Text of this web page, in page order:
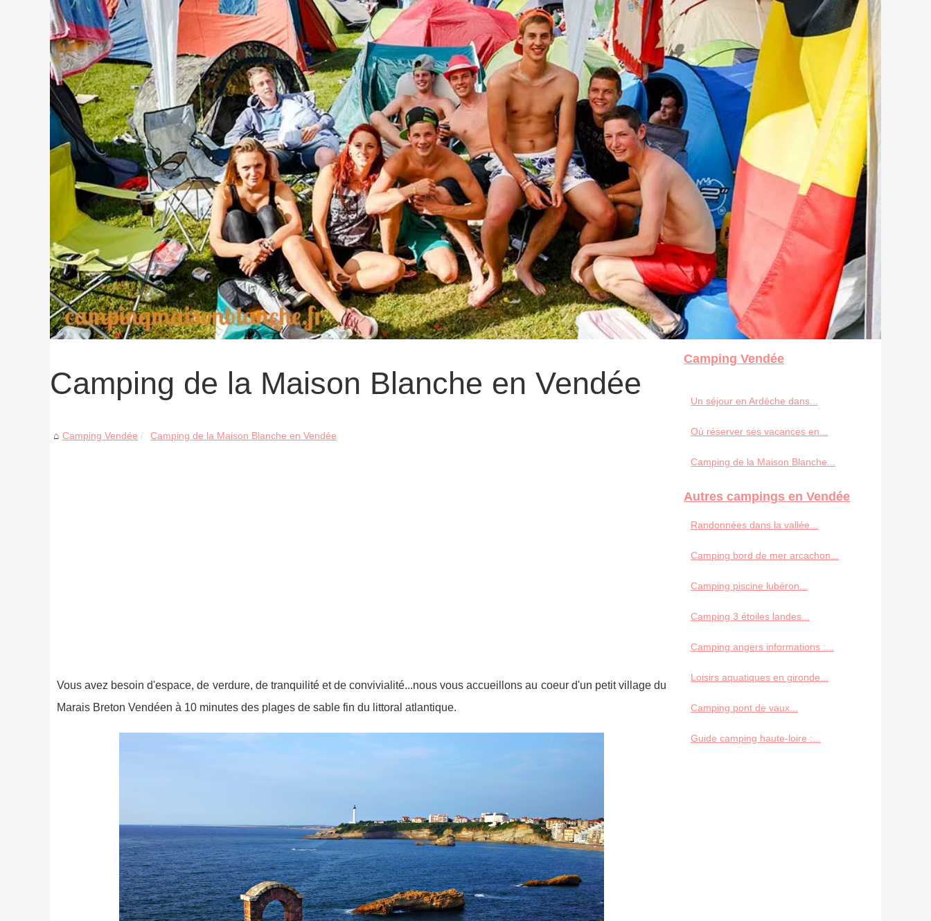
Camping de la Maison Blanche en Vendée
Camping Vendée Camping de la Maison Blanche en Vendée
Vous avez besoin d'espace, de verdure, de tranquilité et de convivialité...nous vous accueillons au coeur d'un petit village du
Marais Breton Vendéen à 10 minutes des plages de sable fin du littoral atlantique.
Camping Vendée
Un séjour en Ardèche dans...
Où réserver ses vacances en...
Camping de la Maison Blanche...
Autres campings en Vendée
Randonnées dans la vallée...
Camping bord de mer arcachon...
Camping piscine lubéron...
Camping 3 étoiles landes...
Camping angers informations :...
Loisirs aquatiques en gironde...
Camping pont de vaux...
Guide camping haute-loire :...